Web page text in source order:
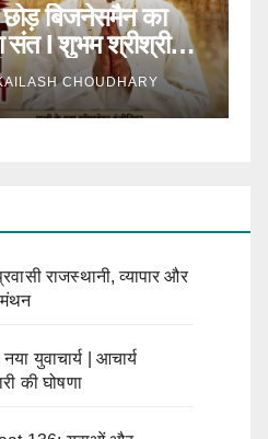
सीरवी समाज युवक-
CHOUDHARY
राजस्थानी, व्यापार और
मंथन
युवाचार्य | आचार्य
की घोषणा